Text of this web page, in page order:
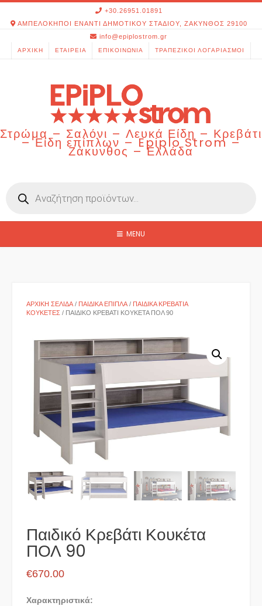
+30.26951.01891
ΑΜΠΕΛΟΚΗΠΟΙ ΕΝΑΝΤΙ ΔΗΜΟΤΙΚΟΥ ΣΤΑΔΙΟΥ, ΖΑΚΥΝΘΟΣ 29100
info@epiplostrom.gr
ΑΡΧΙΚΉ ΕΤΑΙΡΕΊΑ ΕΠΙΚΟΙΝΩΝΊΑ ΤΡΑΠΕΖΙΚΟΊ ΛΟΓΑΡΙΑΣΜΟΊ
Στρώμα – Σαλόνι – Λευκά Είδη – Κρεβάτι
– Είδη επίπλων – Epiplo Strom –
Ζάκυνθος – Ελλάδα
search
MENU
ΑΡΧΙΚΉ ΣΕΛΊΔΑ / ΠΑΙΔΙΚΆ ΈΠΙΠΛΑ / ΠΑΙΔΙΚΆ ΚΡΕΒΆΤΙΑ
ΚΟΥΚΈΤΕΣ / ΠΑΙΔΙΚΌ ΚΡΕΒΆΤΙ ΚΟΥΚΈΤΑ ΠΟΛ 90
Παιδικό Κρεβάτι Κουκέτα
ΠΟΛ 90
€670.00
Χαρακτηριστικά: